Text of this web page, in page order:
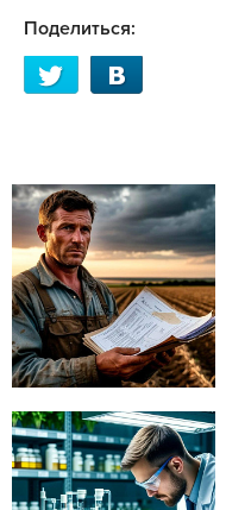
Поделиться: